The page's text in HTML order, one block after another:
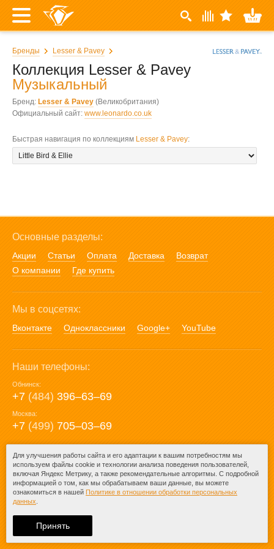
Бренды Lesser & Pavey
Коллекция Lesser & Pavey
Музыкальный
Бренд: Lesser & Pavey (Великобритания)
Официальный сайт: www.leonardo.co.uk
Быстрая навигация по коллекциям Lesser & Pavey:
Основные разделы:
Акции Статьи Оплата Доставка
Возврат
О компании
Где купить
Мы в соцсетях:
Вконтакте Одноклассники Google+ YouTube
Наши телефоны:
Обнинск:
+7 (484) 396‒63‒69
Москва:
+7 (499) 705‒03‒69
E-mail:
mail@posuda40.ru
При любом копировании информации
ссылка на
Для улучшения работы сайта и его адаптации к вашим потребностям мы
используем файлы cookie и технологии анализа поведения пользователей,
включая Яндекс Метрику, а также рекомендательные алгоритмы. С подробной
информацией о том, как мы обрабатываем ваши данные, вы можете
ознакомиться в нашей Политике в отношении обработки персональных
данных
Принять